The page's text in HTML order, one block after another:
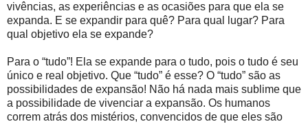
vivências, as experiências e as ocasiões para que ela se
expanda. E se expandir para quê? Para qual lugar? Para
qual objetivo ela se expande?
Para o “tudo”! Ela se expande para o tudo, pois o tudo é seu
único e real objetivo. Que “tudo” é esse? O “tudo” são as
possibilidades de expansão! Não há nada mais sublime que
a possibilidade de vivenciar a expansão. Os humanos
correm atrás dos mistérios, convencidos de que eles são